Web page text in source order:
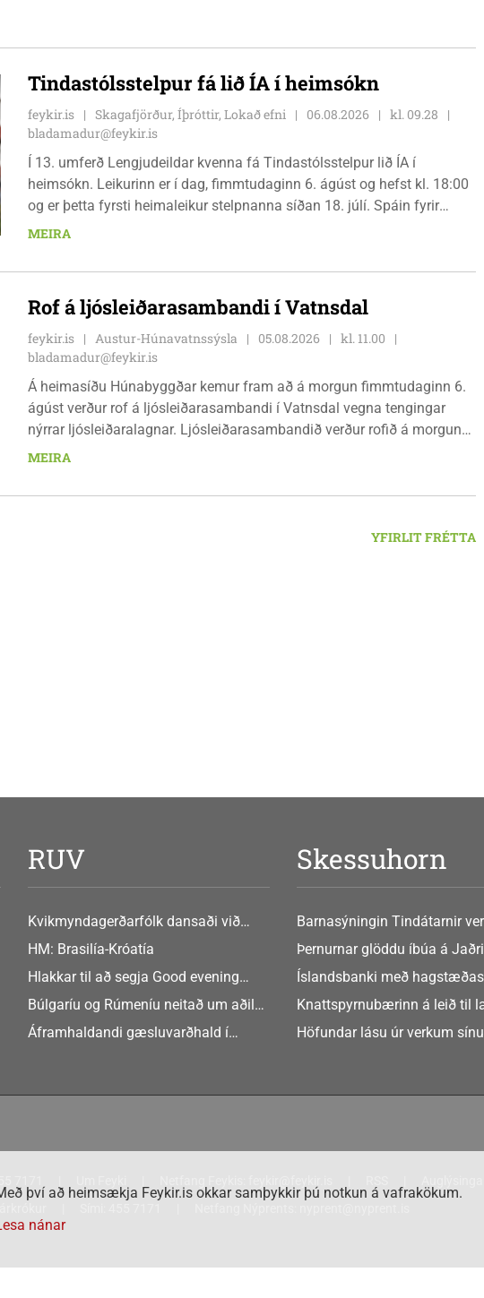
bæjarbúar og aðrir gestir eru hvött til þess að kíkja við og styðja
Tindastólsstelpur fá lið ÍA í heimsókn
feykir.is Skagafjörður, Íþróttir, Lokað efni 06.08.2026
kl. 09.28
bladamadur@feykir.is
Í 13. umferð Lengjudeildar kvenna fá Tindastólsstelpur lið ÍA í
heimsókn. Leikurinn er í dag, fimmtudaginn 6. ágúst og hefst kl. 18:00
og er þetta fyrsti heimaleikur stelpnanna síðan 18. júlí. Spáin fyrir
leikinn er fín, lítil háttar rigning og tíu gráðu hiti, þannig að það er um
MEIRA
Rof á ljósleiðarasambandi í Vatnsdal
feykir.is Austur-Húnavatnssýsla 05.08.2026
kl. 11.00
bladamadur@feykir.is
Á heimasíðu Húnabyggðar kemur fram að á morgun fimmtudaginn 6.
ágúst verður rof á ljósleiðarasambandi í Vatnsdal vegna tengingar
nýrrar ljósleiðaralagnar. Ljósleiðarasambandið verður rofið á morgun
fimmtudag klukkan 9:00 í vestanverðum Vatnsdal.
MEIRA
YFIRLIT FRÉTTA
RUV
Kvikmyndagerðarfólk dansaði við
GusGus
HM: Brasilía-Króatía
Hlakkar til að segja Good evening
Europe
Búlgaríu og Rúmeníu neitað um aðild
að Schengen
Áframhaldandi gæsluvarðhald í
Skessuhorn
Barnasýningin Tindátarnir
Bókasafni Akraness í dag ?
eftir Soffíu Björg
Þernurnar glöddu íbúa á Jaðri
Íslandsbanki með
tilboðið
Knattspyrnubærinn á leið til
Höfundar lásu úr verkum
því að heimsækja Feykir.is okkar samþykkir þú notkun á vafrakökum.
nánar